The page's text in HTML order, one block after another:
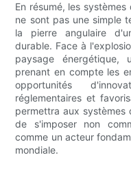
En résumé, les
ne sont pas une simple
la pierre angulaire
durable. Face à
paysage énergétique,
prenant en compte les
opportunités
réglementaires et
permettra aux
de s'imposer non
comme un acteur
mondiale.